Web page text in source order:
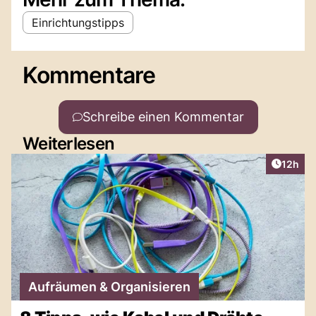
Einrichtungstipps
Kommentare
Schreibe einen Kommentar
Weiterlesen
Artikel
12h
Aufräumen & Organisieren